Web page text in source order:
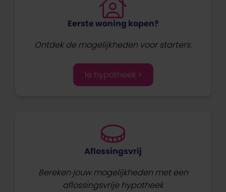
Eerste woning kopen?
Ontdek de mogelijkheden voor starters.
1e hypotheek >
Aflossingsvrij
Bereken jouw mogelijkheden met een
aflossingsvrije hypotheek